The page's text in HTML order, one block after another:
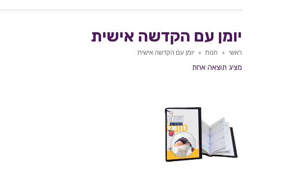
יומן עם הקדשה אישית
ראשי » חנות » יומן עם הקדשה אישית
מציג תוצאה אחת